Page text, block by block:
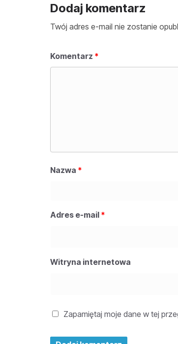
Dodaj komentarz
Twój adres e-mail nie zostanie
Komentarz *
Nazwa *
Adres e-mail *
Witryna internetowa
Zapamiętaj moje dane w tej